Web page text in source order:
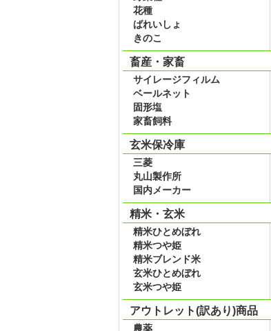
花種
ばれいしょ
きのこ
畜産・家畜
サイレージフィルム
ベールネット
固形塩
家畜飼料
玄米保冷庫
三菱
丸山製作所
国内メーカー
精米・玄米
精米ひとめぼれ
精米つや姫
精米ブレンド米
玄米ひとめぼれ
玄米つや姫
アウトレット(訳あり)商品
農薬